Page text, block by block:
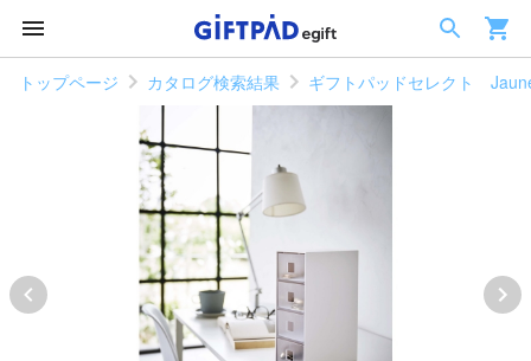
トップページ カタログ検索結果 ギフトパッドセレクト